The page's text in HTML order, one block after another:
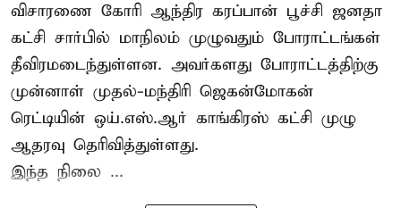
விசாரணை கோரி ஆந்திர கரப்பான் பூச்சி ஜனதா
கட்சி சார்பில் மாநிலம் முழுவதும் போராட்டங்கள்
தீவிரமடைந்துள்ளன. அவர்களது போராட்டத்திற்கு
முன்னாள் முதல்-மந்திரி ஜெகன்மோகன்
ரெட்டியின் ஒய்.எஸ்.ஆர் காங்கிரஸ் கட்சி முழு
ஆதரவு தெரிவித்துள்ளது.
இந்த நிலை ...